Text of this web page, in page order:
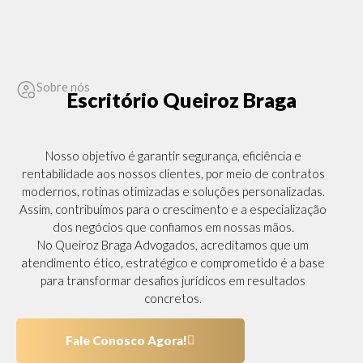
Sobre nós
Escritório Queiroz Braga
Nosso objetivo é garantir segurança, eficiência e
rentabilidade aos nossos clientes, por meio de contratos
modernos, rotinas otimizadas e soluções personalizadas.
Assim, contribuímos para o crescimento e a especialização
dos negócios que confiamos em nossas mãos.
No Queiroz Braga Advogados, acreditamos que um
atendimento ético, estratégico e comprometido é a base
para transformar desafios jurídicos em resultados
concretos.
Fale Conosco Agora!